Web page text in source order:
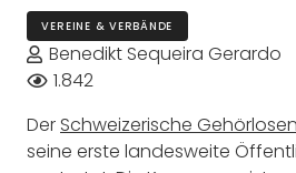
VEREINE & VERBÄNDE
Benedikt Sequeira Gerardo
1.842
Der Schweizerische
seine erste landesweite